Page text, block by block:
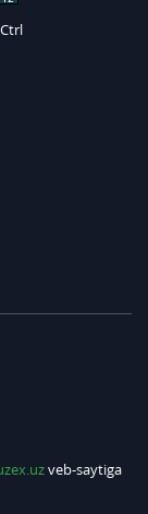
veb-saytiga